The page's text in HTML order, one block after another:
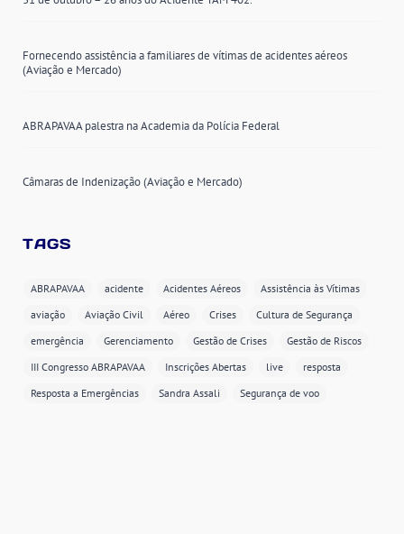
Fornecendo assistência a familiares de vítimas de acidentes aéreos
(Aviação e Mercado)
ABRAPAVAA palestra na Academia da Polícia Federal
Câmaras de Indenização (Aviação e Mercado)
TAGS
ABRAPAVAA acidente Acidentes Aéreos
Assistência às Vítimas
aviação
Aviação Civil Aéreo Crises
Cultura de Segurança
emergência
Gerenciamento Gestão de Crises
Gestão de Riscos
III Congresso ABRAPAVAA
Inscrições Abertas live
resposta
Resposta a Emergências
Sandra Assali Segurança de voo